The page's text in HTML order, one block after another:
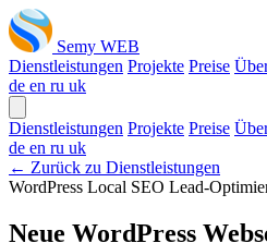
Semy WEB
Dienstleistungen Projekte Preise
de en ru uk
Dienstleistungen Projekte Preise
de en ru uk
← Zurück zu Dienstleistungen
WordPress Local SEO Lead-
Neue WordPress